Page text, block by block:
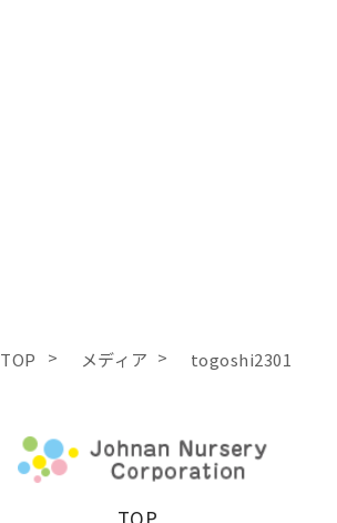
TOP メディア togoshi2301